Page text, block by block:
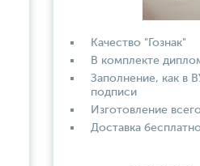
Качество "Гознак"
В комплекте
Заполнение, как в
подписи
Изготовление
Доставка